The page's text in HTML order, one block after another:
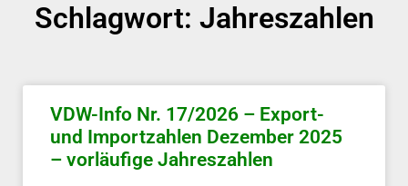
Schlagwort: Jahreszahlen
VDW-Info Nr. 17/2026 – Export-
und Importzahlen Dezember 2025
– vorläufige Jahreszahlen